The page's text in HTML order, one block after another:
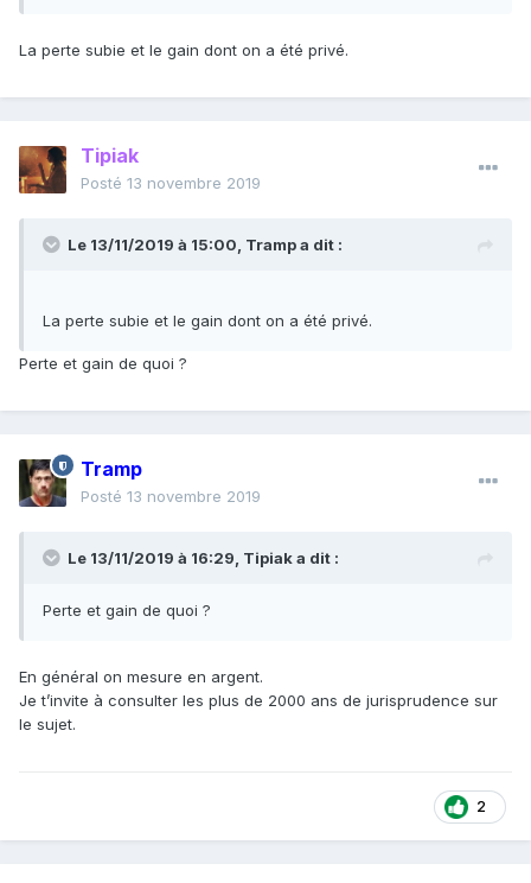
La perte subie et le gain dont on a été privé.
Tipiak
Posté 13 novembre 2019
Le 13/11/2019 à 15:00, Trampa dit :
La perte subie et le gain dont on a été privé.
Perte et gain de quoi ?
Tramp
Posté 13 novembre 2019
Le 13/11/2019 à 16:29, Tipiaka dit :
Perte et gain de quoi ?
En général on mesure en argent.
Je t’invite à consulter les plus de 2000 ans de jurisprudence sur
le sujet.
2